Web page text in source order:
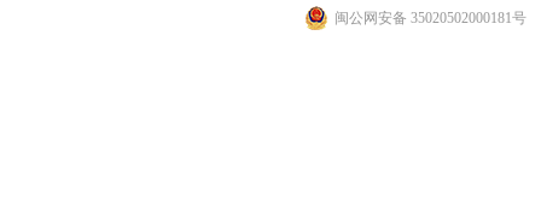
闽公网安备 35020502000181号